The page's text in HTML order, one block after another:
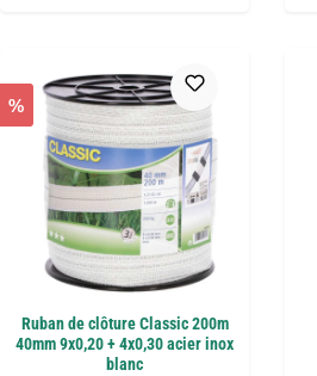
%
Ruban de clôture Classic 200m
40mm 9x0,20 + 4x0,30 acier inox
blanc